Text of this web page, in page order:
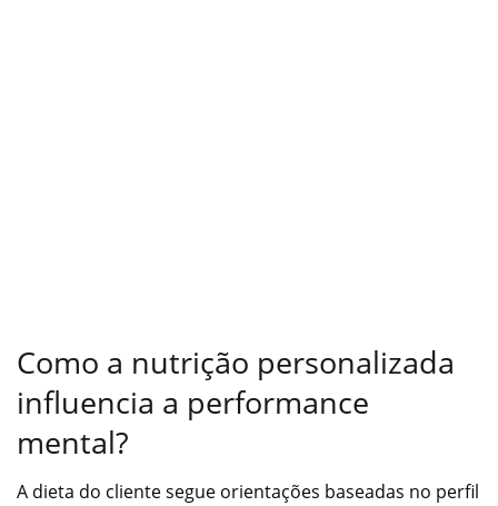
Como a nutrição personalizada
influencia a performance
mental?
A dieta do cliente segue orientações baseadas no perfil